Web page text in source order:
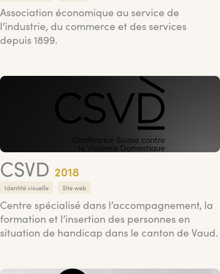
Association économique au service de
l’industrie, du commerce et des services
depuis 1899.
CSVD 2018
Identité visuelle Site web
Centre spécialisé dans l’accompagnement, la
formation et l’insertion des personnes en
situation de handicap dans le canton de Vaud.